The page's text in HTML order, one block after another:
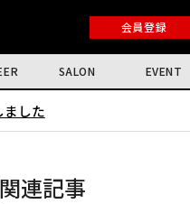
会員登録
SALON EVENT
した
関連記事